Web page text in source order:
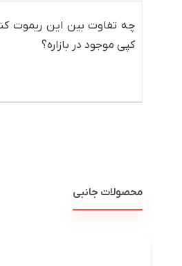
چه تفاوت بین این ریموت
کپی موجود در بازاره؟
محصولات جانبی